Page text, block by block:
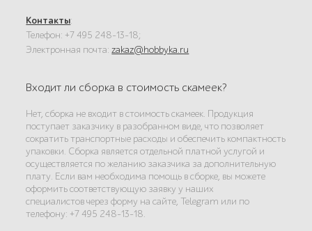
Контакты:
Телефон: +7 495 248-13-18;
Электронная почта:zakaz@hobbyka.ru
Входит ли сборка в стоимость скамеек?
Нет, сборка не входит в стоимость скамеек. Продукция
поступает заказчику в разобранном виде, что позволяет
сократить транспортные расходы и обеспечить компактность
упаковки. Сборка является отдельной платной услугой и
осуществляется по желанию заказчика за дополнительную
плату. Если вам необходима помощь в сборке, вы можете
оформить соответствующую заявку у наших
специалистов через форму на сайте, Telegram или по
телефону: +7 495 248-13-18.